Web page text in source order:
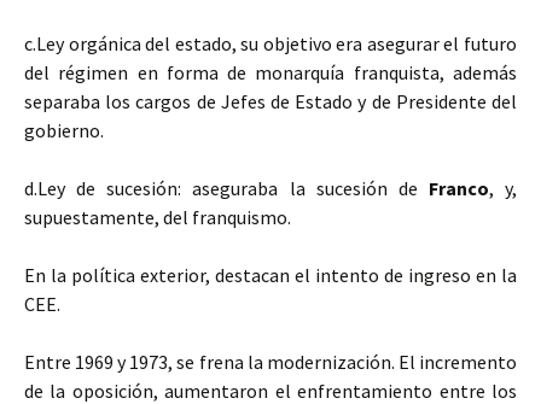
c.Ley orgánica del estado, su objetivo era asegurar el futuro
del régimen en forma de monarquía franquista, además
separaba los cargos de Jefes de Estado y de Presidente del
gobierno.
d.Ley de sucesión: aseguraba la sucesión de Franco, y,
supuestamente, del franquismo.
En la política exterior, destacan el intento de ingreso en la
CEE.
Entre 1969 y 1973, se frena la modernización. El incremento
de la oposición, aumentaron el enfrentamiento entre los